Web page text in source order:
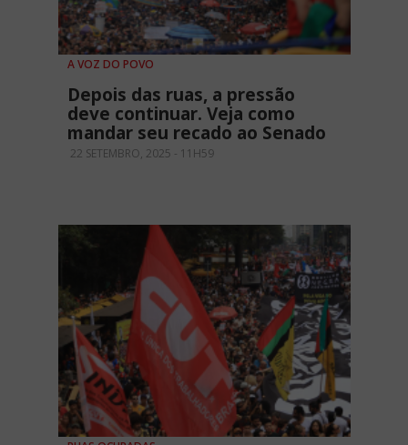
A VOZ DO POVO
Depois das ruas, a pressão
deve continuar. Veja como
mandar seu recado ao Senado
22 SETEMBRO, 2025 - 11H59